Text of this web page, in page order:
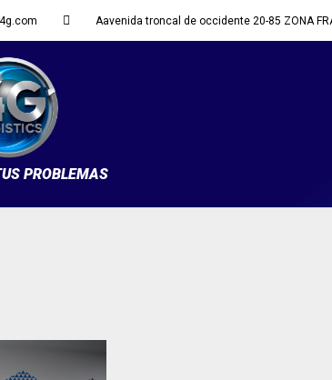
Aavenida troncal de occidente 20-85 ZONA
PROBLEMAS